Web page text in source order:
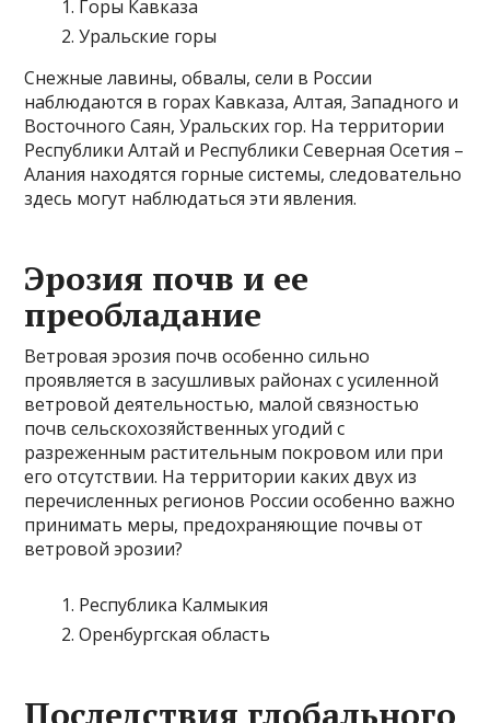
Горы Кавказа
Уральские горы
Снежные лавины, обвалы, сели в России
наблюдаются в горах Кавказа, Алтая, Западного и
Восточного Саян, Уральских гор. На территории
Республики Алтай и Республики Северная Осетия –
Алания находятся горные системы, следовательно
здесь могут наблюдаться эти явления.
Эрозия почв и ее
преобладание
Ветровая эрозия почв особенно сильно
проявляется в засушливых районах с усиленной
ветровой деятельностью, малой связностью
почв сельскохозяйственных угодий с
разреженным растительным покровом или при
его отсутствии. На территории каких двух из
перечисленных регионов России особенно важно
принимать меры, предохраняющие почвы от
ветровой эрозии?
Республика Калмыкия
Оренбургская область
Последствия глобального